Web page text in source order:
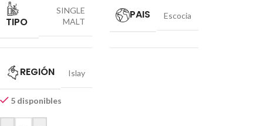
TIPO
SINGLE
MALT
PAIS Escocia
REGIÓN Islay
5 disponibles